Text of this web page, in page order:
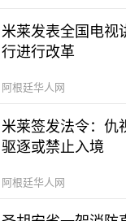
米莱发表全国电视
行进行改革
阿根廷华人网
米莱签发法令：仇
驱逐或禁止入境
阿根廷华人网